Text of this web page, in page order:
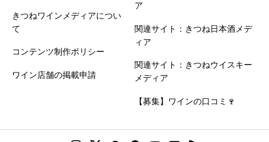
きつねワインメディアについ
て
コンテンツ制作ポリシー
ワイン店舗の掲載申請
ア
関連サイト：きつね日本酒メデ
ィア
関連サイト：きつねウイスキー
メディア
【募集】ワインの口コミ🍷